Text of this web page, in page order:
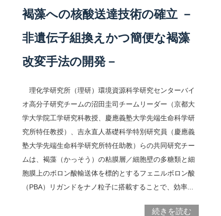
褐藻への核酸送達技術の確立 －
非遺伝子組換えかつ簡便な褐藻
改変手法の開発－
理化学研究所（理研）環境資源科学研究センターバイ
オ高分子研究チームの沼田圭司チームリーダー（京都大
学大学院工学研究科教授、慶應義塾大学先端生命科学研
究所特任教授）、吉永直人基礎科学特別研究員（慶應義
塾大学先端生命科学研究所特任助教）らの共同研究チー
ムは、褐藻（かっそう）の粘膜層／細胞壁の多糖類と細
胞膜上のボロン酸輸送体を標的とするフェニルボロン酸
（PBA）リガンドをナノ粒子に搭載することで、効率...
続きを読む